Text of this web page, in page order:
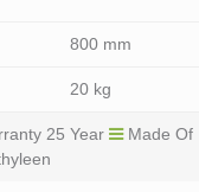
800 mm
20 kg
25 Year
Made Of